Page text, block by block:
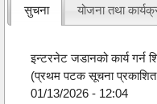
सुचना योजना तथा
इन्टरनेट जडानको कार्य गर्न
(प्रथम पटक सूचना
01/13/2026 - 12:04